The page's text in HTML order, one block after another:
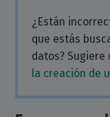
¿Están
que estás
datos? Sugiere
la creación de